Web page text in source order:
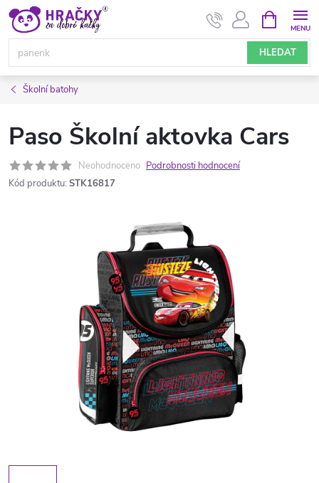
Přejít
obsah
HLEDAT
NÁKUPNÍ
KOŠÍK
Školní batohy
Paso Školní aktovka Cars
Neohodnoceno Podrobnosti hodnocení
Kód produktu: STK16817